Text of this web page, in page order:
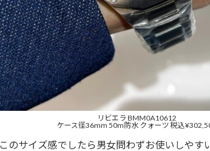
リビエラ BMM0A10612
ケース径36mm 50m防水 クォーツ 税込
このサイズ感でしたら男女問わずお使いしや